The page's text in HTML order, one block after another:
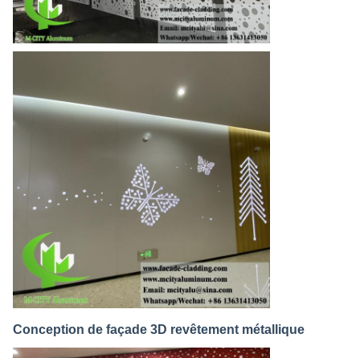
Conception de façade 3D revêtement métallique